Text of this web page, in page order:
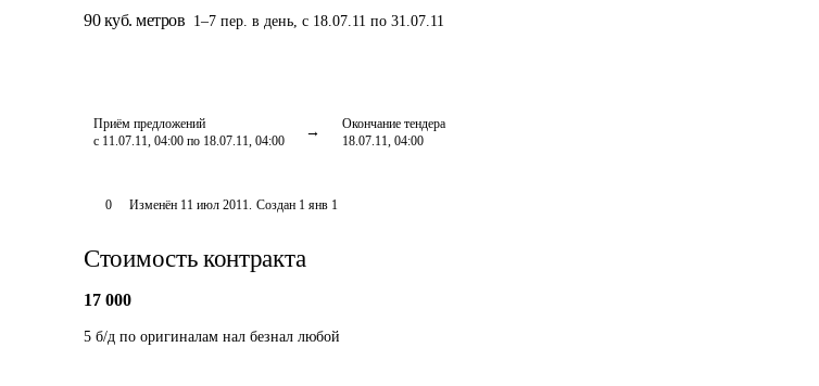
90 куб. метров 1–7 пер. в день, с 18.07.11 по 31.07.11
Приём предложений
с 11.07.11, 04:00 по 18.07.11, 04:00
Окончание тендера
18.07.11, 04:00
0 Изменён 11 июл 2011. Создан 1 янв 1
Стоимость контракта
17 000
5 б/д по оригиналам нал безнал любой